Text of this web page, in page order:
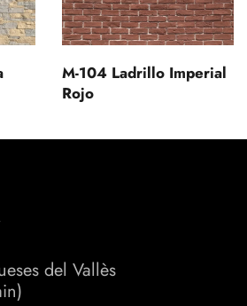
M-104 Ladrillo Imperial
Rojo
del Vallès